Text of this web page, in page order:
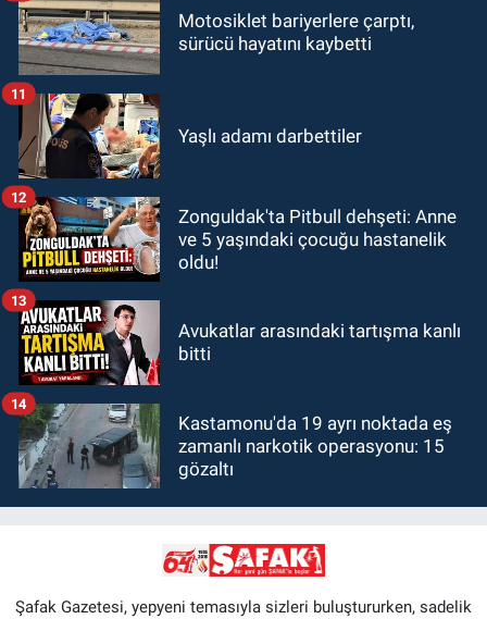
Motosiklet bariyerlere çarptı,
sürücü hayatını kaybetti
Yaşlı adamı darbettiler
11
Zonguldak'ta Pitbull dehşeti: Anne
ve 5 yaşındaki çocuğu hastanelik
oldu!
12
Avukatlar arasındaki tartışma kanlı
bitti
13
Kastamonu'da 19 ayrı noktada eş
zamanlı narkotik operasyonu: 15
gözaltı
14
Şafak Gazetesi, yepyeni temasıyla sizleri buluştururken, sadelik